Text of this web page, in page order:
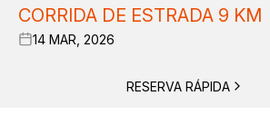
CORRIDA DE ESTRADA 9 KM
14 MAR, 2026
RESERVA RÁPIDA